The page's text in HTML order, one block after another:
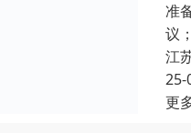
准
议
江
25-
更